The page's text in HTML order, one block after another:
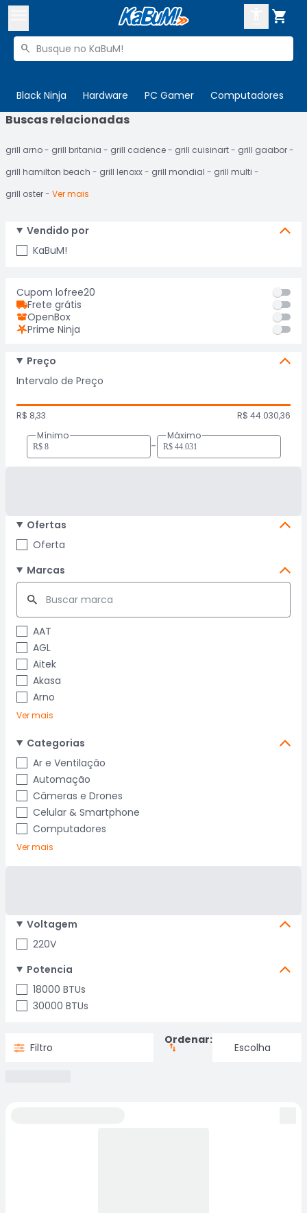

Buscar produtos

Black Ninja Hardware PC Gamer Computadores

 Departamentos
Cupons
 Ativar tradutor em libras
ENTRE
CADASTRE-SE
Buscas relacionadas
grill arno grill britania grill cadence grill cuisinart
grill gaabor
grill hamilton beach
grill lenoxx grill mondial
grill multi
grill oster
Ver mais
Vendido por
KaBuM!
Cupom lofree20
Frete grátis
OpenBox
Prime Ninja
Preço
Intervalo de Preço
R$ 8,33
R$ 44.030,36
Mínimo
-
Máximo
Ofertas
Oferta
Marcas
AAT
AGL
Aitek
Akasa
Arno
Ver mais
Categorias
Ar e Ventilação
Automação
Câmeras e Drones
Celular & Smartphone
Computadores
Ver mais
Voltagem
220V
Potencia
18000 BTUs
30000 BTUs
Filtro
Ordenar: